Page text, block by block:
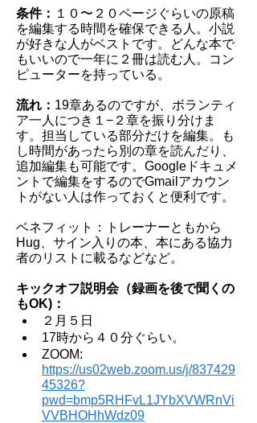
条件： １０〜２０ページぐらいの原稿
を編集する時間を確保できる人。小説
が好きな人がベストです。どんな本で
もいいので一年に２冊は読む人。コン
ピューターを持っている。
流れ： 19章あるのですが、ボランティ
ア一人につき１−２章を振り分けま
す。担当している部分だけを編集。も
し時間があったら別の章を読んだり、
追加編集も可能です。Googleドキュメ
ントで編集をするのでGmailアカウン
トがない人は作っておくと便利です。
ベネフィット：トレーナーともから
Hug、サイン入りの本、本にある協力
者のリストに載るなどなど。
キックオフ説明会（録画を後で聞くの
もOK)：
２月５日
17時から４０分ぐらい。
https://us02web.zoom.us/j/837429
45326?
pwd=bmp5RHFvL1JYbXVWRnVi
VVBHOHhWdz09